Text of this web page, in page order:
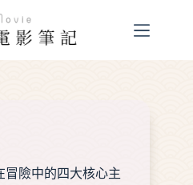
冒險中的四大核心主